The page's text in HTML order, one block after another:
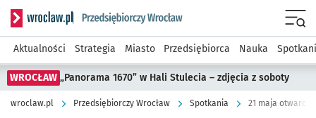
Serwis informacyjny wroclaw.pl podserwis: Strategia
Aktualności Strategia Miasto Przedsiębiorca Nauka
WROCŁAW „Panorama 1670” w Hali Stulecia – zdjęcia z soboty
wroclaw.pl Przedsiębiorczy Wrocław Spotkania 21 maja